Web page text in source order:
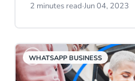
2 minutes read·Jun 04, 2023
WHATSAPP BUSINESS